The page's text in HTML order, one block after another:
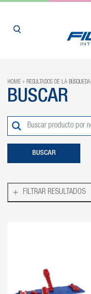
HOME RESULTADOS DE LA BÚSQUEDA
BUSCAR
FILTRAR RESULTADOS